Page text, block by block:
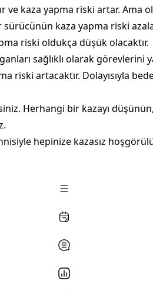
ve kaza yapma riski artar.
sürücünün kaza yapma riski
riski oldukça düşük olacaktır.
sağlıklı olarak görevlerini
riski artacaktır. Dolayısıyla
Herhangi bir kazayı
hepinize kazasız